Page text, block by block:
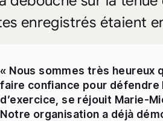
enregistrés étaient
« Nous sommes très heureux
faire confiance pour
d’exercice, se réjouit Marie-
Notre organisation a déjà